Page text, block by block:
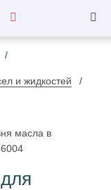
и жидкостей
масла в